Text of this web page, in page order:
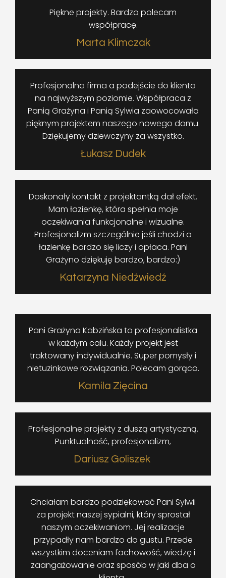
Piękne projekty. Bardzo polecam
współpracę.
Marta Klimczak
Profesjonalna firma a podejście do klienta
na najwyższym poziomie. Współpraca z
Panią Grażyna i Panią Sylwia zaowocowała
pięknym projektem naszego nowego domu.
Dziękujemy dziewczyny za wszystko.
Łukasz Dudek
Doskonały kontakt z projektantką dał efekt.
Mam łazienkę, która spełnia moje
oczekiwania funkcjonalne i wizualne.
Profesjonalizm szczególnie jeśli chodzi o
łazienkę bardzo się liczy i opłaca. Pani
Grażyno dziękuję bardzo, bardzo:)
Katarzyna Niedźwiedź
Pani Grażyna Kabzińska to profesjonalistka
w każdym calu. Każdy projekt jest
traktowany indywidualnie. Super pomysły i
nietuzinkowe rozwiązania. Polecam gorąco.
Kamila Zięcina
Profesjonalne projekty z duszą artystyczną.
Punktualność, profesjonalizm,
Dariusz Goliszek
Chciałam bardzo podziękować Pani Sylwii
za projekt naszej sypialni, który sprostał
naszym oczekiwaniom. Jej realizacje
przypadły nam bardzo do gustu. Przede
wszystkim doceniam fachowość, wiedzę i
zaangażowanie oraz sposób w jaki dba o